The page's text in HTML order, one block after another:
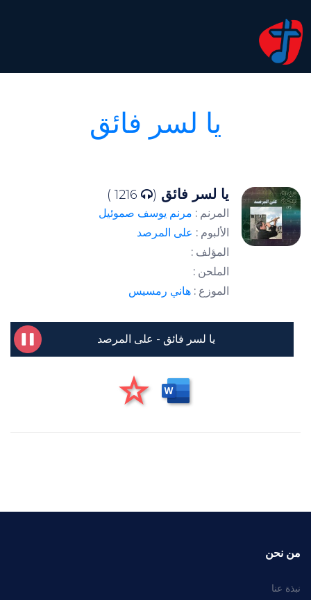
يا لسر فائق
يا لسر فائق (
المرنم : مرنم يوسف صموئيل
الألبوم : على المرصد
المؤلف :
الملحن :
الموزع : هاني رمسيس
يا لسر فائق - على المرصد
من نحن
نبذة عنا